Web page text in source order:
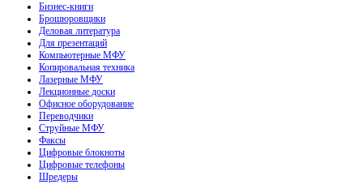
Бизнес-книги
Брошюровщики
Деловая литература
Для презентаций
Компьютерные МФУ
Копировальная техника
Лазерные МФУ
Лекционные доски
Офисное оборудование
Переводчики
Струйные МФУ
Факсы
Цифровые блокноты
Цифровые телефоны
Шредеры